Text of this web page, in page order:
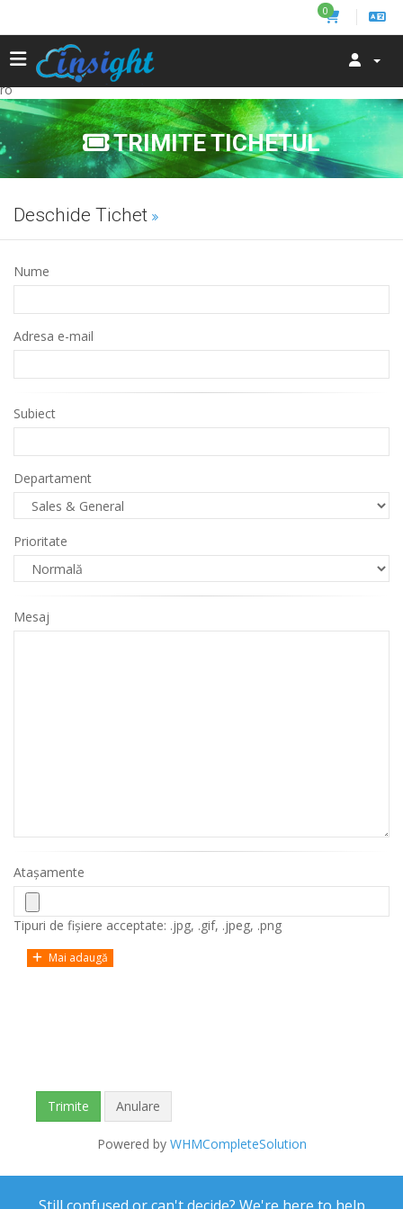
ro
0
TRIMITE TICHETUL
Deschide Tichet
Nume
Adresa e-mail
Subiect
Departament
Prioritate
Mesaj
Atașamente
Tipuri de fișiere acceptate: .jpg, .gif, .jpeg, .png
Mai adaugă
Anulare
Powered by WHMCompleteSolution